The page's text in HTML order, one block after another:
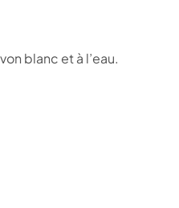
blanc et à l’eau.